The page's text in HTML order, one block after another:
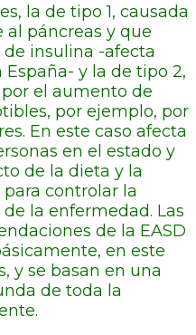
la de tipo 1, causada
páncreas y que
insulina -afecta
y la de tipo 2,
el aumento de
por ejemplo, por
En este caso afecta
en el estado y
de la dieta y la
controlar la
la enfermedad. Las
de la EASD
en este
y se basan en una
de toda la